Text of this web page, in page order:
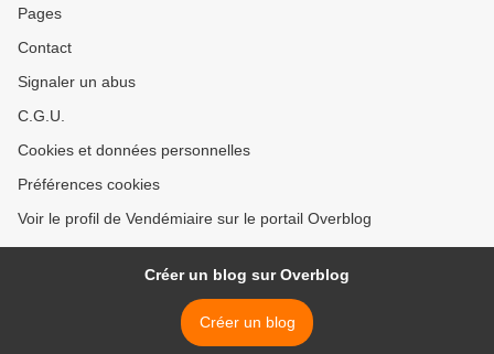
Pages
Contact
Signaler un abus
C.G.U.
Cookies et données personnelles
Préférences cookies
Voir le profil de Vendémiaire sur le portail Overblog
Créer un blog sur Overblog
Créer un blog